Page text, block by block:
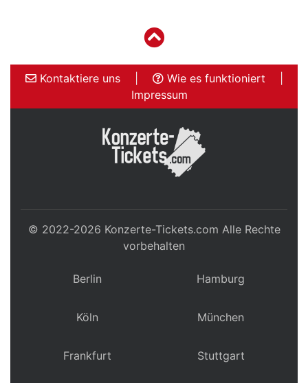
Kontaktiere uns Wie es funktioniert
Impressum
© 2022-2026 Konzerte-Tickets.com Alle Rechte
vorbehalten
Berlin Hamburg
Köln München
Frankfurt Stuttgart